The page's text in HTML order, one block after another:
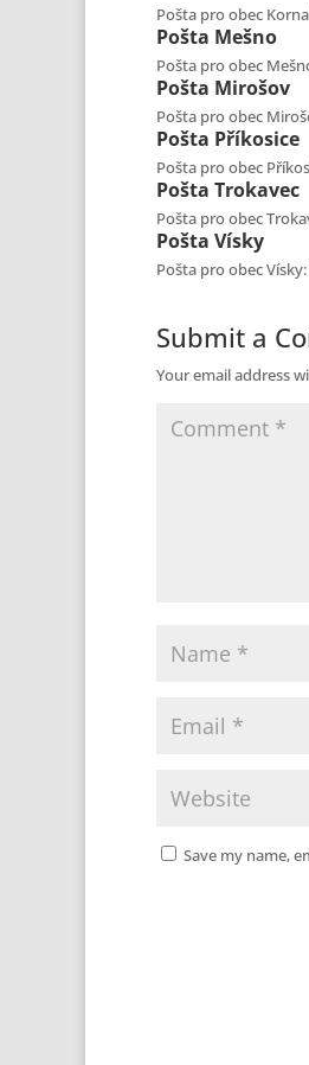
Pošta pro obec
Pošta Mešno
Pošta pro obec
Pošta Mirošov
Pošta pro obec
Pošta Příkosice
Pošta pro obec
Pošta Trokavec
Pošta pro obec
Pošta Vísky
Pošta pro obec
Submit a
Your email address
Save my name,